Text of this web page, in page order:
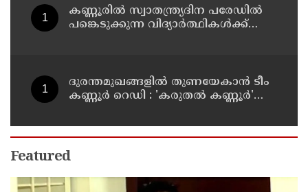
കണ്ണൂരിൽ സ്വാതന്ത്ര്യദിന പരേഡിൽ
പങ്കെടുക്കുന്ന വിദ്യാർത്ഥികൾക്ക്
ദുരന്തമുഖങ്ങളിൽ തുണയേകാൻ ടീം
കണ്ണൂർ റെഡി : 'കരുതൽ കണ്ണൂർ'
Featured